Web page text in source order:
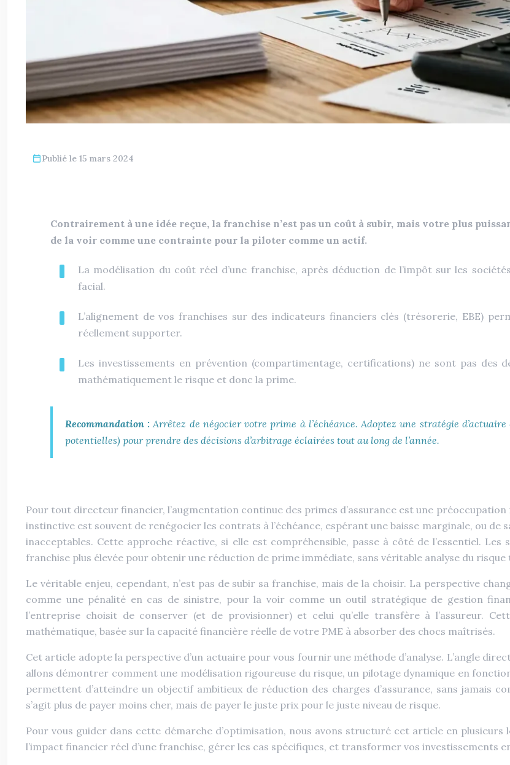
Publié le 15 mars 2024
Contrairement à une idée reçue, la franchise n’est pas un coût à subir, mais votre plus
de la voir comme une contrainte pour la piloter comme un actif.
La modélisation du coût réel d’une franchise, après déduction de l’impôt sur les
facial.
L’alignement de vos franchises sur des indicateurs financiers clés (trésorerie, EBE)
réellement supporter.
Les investissements en prévention (compartimentage, certifications) ne sont pas des
mathématiquement le risque et donc la prime.
Recommandation : Arrêtez de négocier votre prime à l’échéance. Adoptez une stratégie
potentielles) pour prendre des décisions d’arbitrage éclairées tout au long de l’année.
Pour tout directeur financier, l’augmentation continue des primes d’assurance est une
instinctive est souvent de renégocier les contrats à l’échéance, espérant une baisse marginale, ou de
inacceptables. Cette approche réactive, si elle est compréhensible, passe à côté de l’essentiel.
franchise plus élevée pour obtenir une réduction de prime immédiate, sans véritable analyse du
Le véritable enjeu, cependant, n’est pas de subir sa franchise, mais de la choisir. La perspective
comme une pénalité en cas de sinistre, pour la voir comme un outil stratégique de gestion
l’entreprise choisit de conserver (et de provisionner) et celui qu’elle transfère à l’assureur.
mathématique, basée sur la capacité financière réelle de votre PME à absorber des chocs maîtrisés.
Cet article adopte la perspective d’un actuaire pour vous fournir une méthode d’analyse. L’angle
allons démontrer comment une modélisation rigoureuse du risque, un pilotage dynamique en
permettent d’atteindre un objectif ambitieux de réduction des charges d’assurance, sans jamais
s’agit plus de payer moins cher, mais de payer le juste prix pour le juste niveau de risque.
Pour vous guider dans cette démarche d’optimisation, nous avons structuré cet article en
l’impact financier réel d’une franchise, gérer les cas spécifiques, et transformer vos investissements